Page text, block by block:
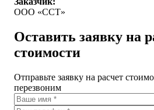
ООО «ССТ»
Оставить заявку на
стоимости
Отправьте заявку на расчет
перезвоним